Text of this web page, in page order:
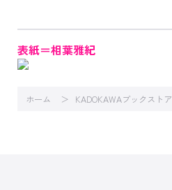
表紙＝相葉雅紀
ホーム KADOKAWAブックストア